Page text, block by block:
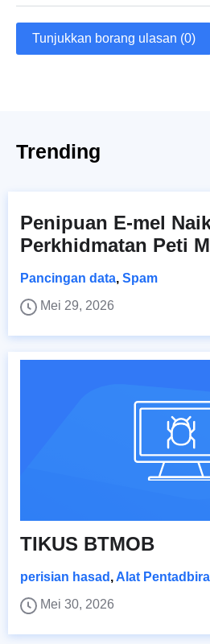
Tunjukkan borang ulasan (0)
Trending
Penipuan E-mel
Perkhidmatan Peti
Pancingan data, Spam
Mei 29, 2026
TIKUS BTMOB
perisian hasad , Alat
Mei 30, 2026